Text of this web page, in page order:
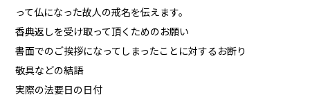
って仏になった故人の戒名を伝えます。
香典返しを受け取って頂くためのお願い
書面でのご挨拶になってしまったことに対するお断り
敬具などの結語
実際の法要日の日付